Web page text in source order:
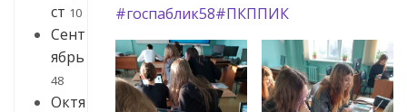
ст 10
Сент
ябрь
48
Октя
#госпаблик58#ПКППИК